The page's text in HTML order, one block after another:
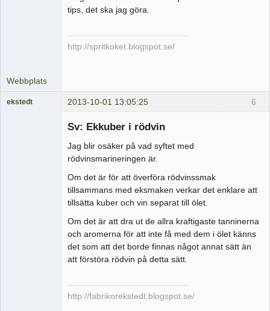
tips, det ska jag göra.
http://spritkoket.blogspot.se/
Webbplats
6
ekstedt 2013-10-01 13:05:25
Sv: Ekkuber i rödvin
Jag blir osäker på vad syftet med
rödvinsmarineringen är.
Om det är för att överföra rödvinssmak
tillsammans med eksmaken verkar det enklare att
tillsätta kuber och vin separat till ölet.
Om det är att dra ut de allra kraftigaste tanninerna
och aromerna för att inte få med dem i ölet känns
det som att det borde finnas något annat sätt än
att förstöra rödvin på detta sätt.
http://fabrikorekstedt.blogspot.se/